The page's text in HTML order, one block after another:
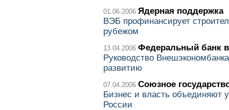
01.06.2006 Ядерная поддержка
ВЭБ профинансирует
рубежом
13.04.2006 Федеральный банк
Руководство
развитию
07.04.2006 Союзное
Бизнес и власть объединяют
России